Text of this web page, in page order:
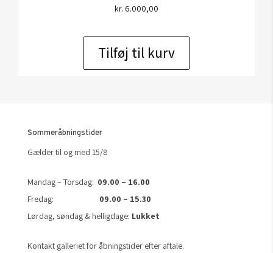
kr. 6.000,00
Tilføj til kurv
Sommeråbningstider
Gælder til og med 15/8
Mandag – Torsdag: 09.00 – 16.00
Fredag: 09.00 – 15.30
Lørdag, søndag & helligdage: Lukket
Kontakt galleriet for åbningstider efter aftale.